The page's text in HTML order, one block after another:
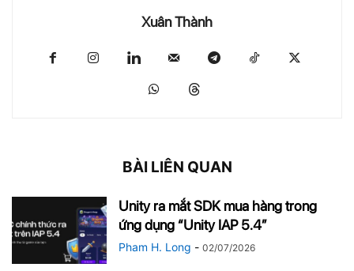
Xuân Thành
BÀI LIÊN QUAN
Unity ra mắt SDK mua hàng trong
ứng dụng “Unity IAP 5.4”
Pham H. Long - 02/07/2026